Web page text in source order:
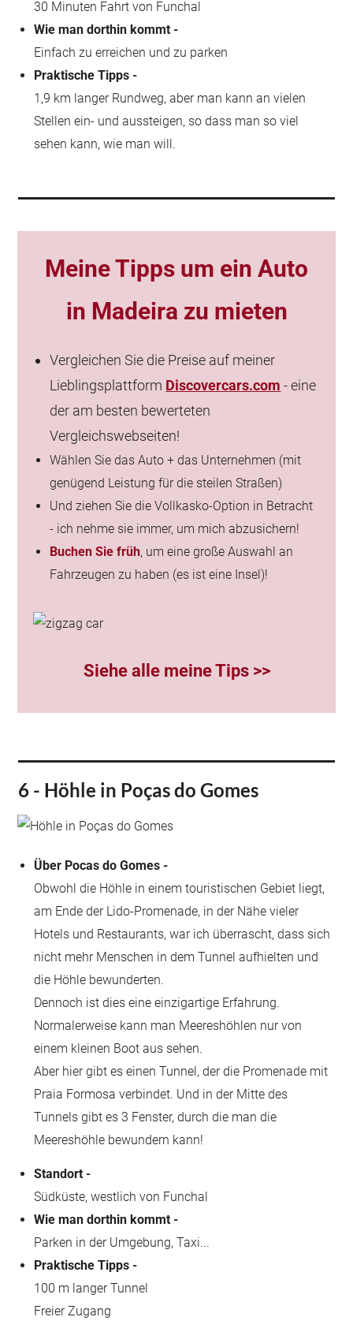
30 Minuten Fahrt von Funchal
Wie man dorthin kommt -
Einfach zu erreichen und zu parken
Praktische Tipps -
1,9 km langer Rundweg, aber man kann an vielen
Stellen ein- und aussteigen, so dass man so viel
sehen kann, wie man will.
Meine Tipps um ein Auto
in Madeira zu mieten
Vergleichen Sie die Preise auf meiner
Lieblingsplattform Discovercars.com - eine
der am besten bewerteten
Vergleichswebseiten!
Wählen Sie das Auto + das Unternehmen (mit
genügend Leistung für die steilen Straßen)
Und ziehen Sie die Vollkasko-Option in Betracht
- ich nehme sie immer, um mich abzusichern!
Buchen Sie früh, um eine große Auswahl an
Fahrzeugen zu haben (es ist eine Insel)!
Siehe alle meine Tips >>
6 - Höhle in Poças do Gomes
Über Pocas do Gomes -
Obwohl die Höhle in einem touristischen Gebiet liegt,
am Ende der Lido-Promenade, in der Nähe vieler
Hotels und Restaurants, war ich überrascht, dass sich
nicht mehr Menschen in dem Tunnel aufhielten und
die Höhle bewunderten.
Dennoch ist dies eine einzigartige Erfahrung.
Normalerweise kann man Meereshöhlen nur von
einem kleinen Boot aus sehen.
Aber hier gibt es einen Tunnel, der die Promenade mit
Praia Formosa verbindet. Und in der Mitte des
Tunnels gibt es 3 Fenster, durch die man die
Meereshöhle bewundern kann!
Standort -
Südküste, westlich von Funchal
Wie man dorthin kommt -
Parken in der Umgebung, Taxi...
Praktische Tipps -
100 m langer Tunnel
Freier Zugang